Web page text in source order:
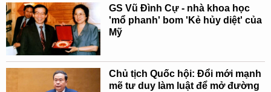
GS Vũ Đình Cự - nhà khoa học
'mổ phanh' bom 'Kẻ hủy diệt' của
Mỹ
Chủ tịch Quốc hội: Đổi mới mạnh
mẽ tư duy làm luật để mở đường